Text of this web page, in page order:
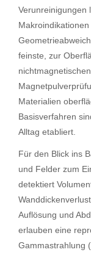
Verunreinigungen
feinste, zur
Materialien
Basisverfahren
Alltag etabliert.
Für den Blick ins
und Felder zum
detektiert
Auflösung und
erlauben eine
Gammastrahlung